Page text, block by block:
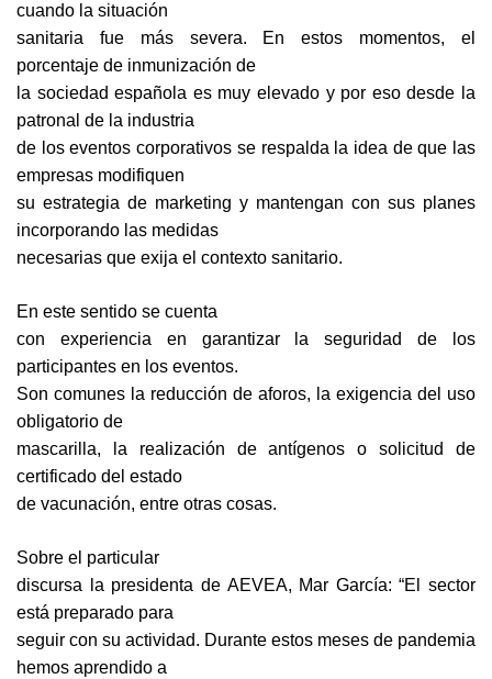
cuando la situación
sanitaria fue más severa. En estos momentos, el
porcentaje de inmunización de
la sociedad española es muy elevado y por eso desde la
patronal de la industria
de los eventos corporativos se respalda la idea de que las
empresas modifiquen
su estrategia de marketing y mantengan con sus planes
incorporando las medidas
necesarias que exija el contexto sanitario.
En este sentido se cuenta
con experiencia en garantizar la seguridad de los
participantes en los eventos.
Son comunes la reducción de aforos, la exigencia del uso
obligatorio de
mascarilla, la realización de antígenos o solicitud de
certificado del estado
de vacunación, entre otras cosas.
Sobre el particular
discursa la presidenta de AEVEA, Mar García: “El sector
está preparado para
seguir con su actividad. Durante estos meses de pandemia
hemos aprendido a